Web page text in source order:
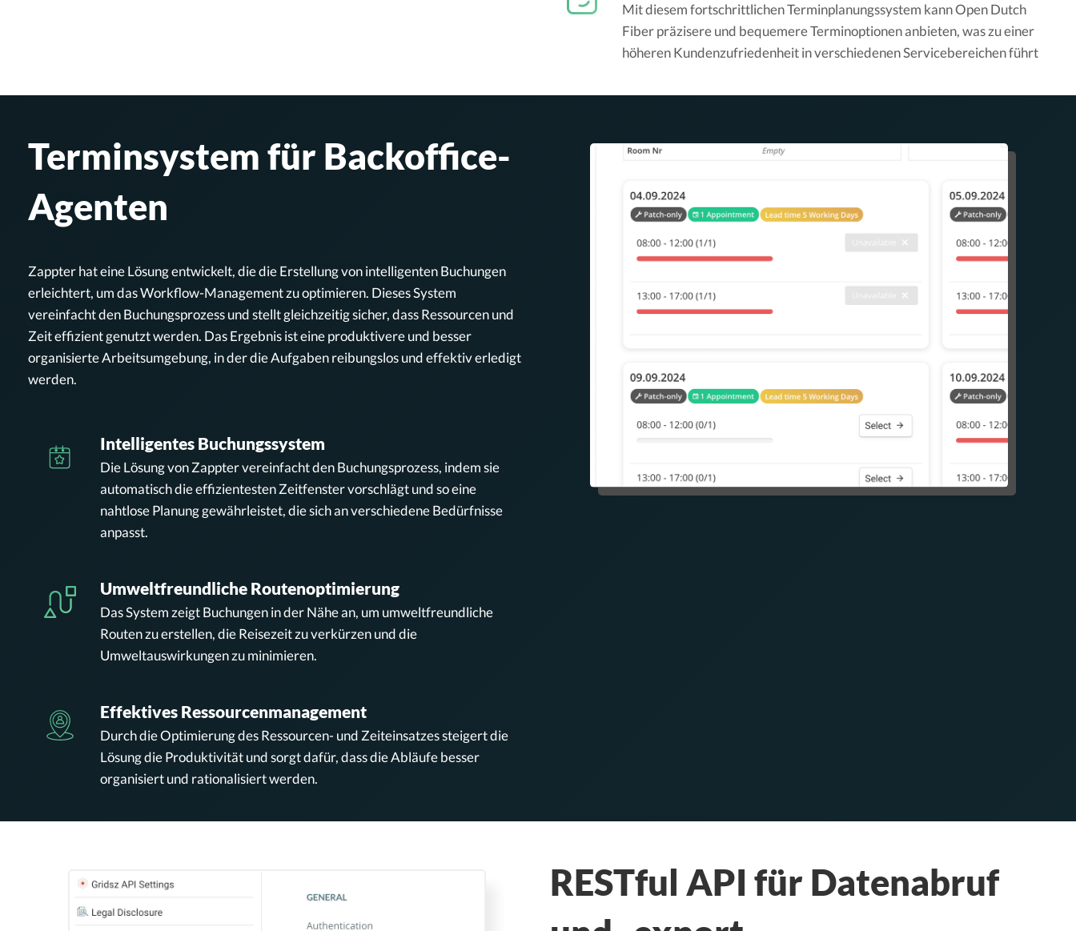
Mit diesem fortschrittlichen Terminplanungssystem kann Open Dutch
Fiber präzisere und bequemere Terminoptionen anbieten, was zu einer
höheren Kundenzufriedenheit in verschiedenen Servicebereichen führt
Terminsystem für Backoffice-
Agenten
Zappter hat eine Lösung entwickelt, die die Erstellung von intelligenten Buchungen
erleichtert, um das Workflow-Management zu optimieren. Dieses System
vereinfacht den Buchungsprozess und stellt gleichzeitig sicher, dass Ressourcen und
Zeit effizient genutzt werden. Das Ergebnis ist eine produktivere und besser
organisierte Arbeitsumgebung, in der die Aufgaben reibungslos und effektiv erledigt
werden.
Intelligentes Buchungssystem
Die Lösung von Zappter vereinfacht den Buchungsprozess, indem sie
automatisch die effizientesten Zeitfenster vorschlägt und so eine
nahtlose Planung gewährleistet, die sich an verschiedene Bedürfnisse
anpasst.
Umweltfreundliche Routenoptimierung
Das System zeigt Buchungen in der Nähe an, um umweltfreundliche
Routen zu erstellen, die Reisezeit zu verkürzen und die
Umweltauswirkungen zu minimieren.
Effektives Ressourcenmanagement
Durch die Optimierung des Ressourcen- und Zeiteinsatzes steigert die
Lösung die Produktivität und sorgt dafür, dass die Abläufe besser
organisiert und rationalisiert werden.
RESTful API für Datenabruf